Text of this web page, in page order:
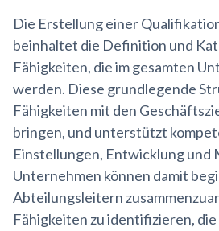
Die Erstellung einer
beinhaltet die Definition und
Fähigkeiten, die im gesamten
werden. Diese grundlegende
Fähigkeiten mit den
bringen, und unterstützt
Einstellungen, Entwicklung und
Unternehmen können damit
Abteilungsleitern
Fähigkeiten zu identifizieren,